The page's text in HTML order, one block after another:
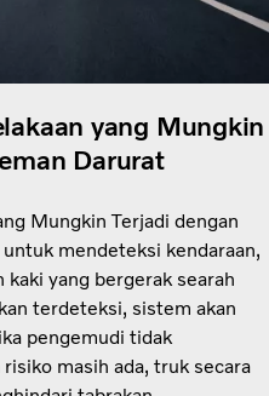
yang Mungkin
Darurat
Mungkin Terjadi dengan
mendeteksi kendaraan,
kaki yang bergerak searah
terdeteksi, sistem akan
pengemudi tidak
masih ada, truk secara